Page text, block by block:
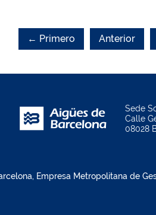
← Primero Anterior
Sede
Calle
08028
Empresa Metropolitana de